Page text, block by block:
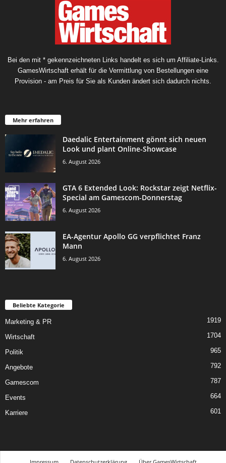
Bei den mit * gekennzeichneten Links handelt es sich um Affiliate-Links.
GamesWirtschaft erhält für die Vermittlung von Bestellungen eine
Provision - am Preis für Sie als Kunden ändert sich dadurch nichts.
Mehr erfahren
Daedalic Entertainment gönnt sich neuen
Look und plant Online-Showcase
6. August 2026
GTA 6 Extended Look: Rockstar zeigt Netflix-
Special am Gamescom-Donnerstag
6. August 2026
EA-Agentur Apollo GG verpflichtet Franz
Mann
6. August 2026
Beliebte Kategorie
Marketing & PR 1919
Wirtschaft 1704
Politik 965
Angebote 792
Gamescom 787
Events 664
Karriere 601